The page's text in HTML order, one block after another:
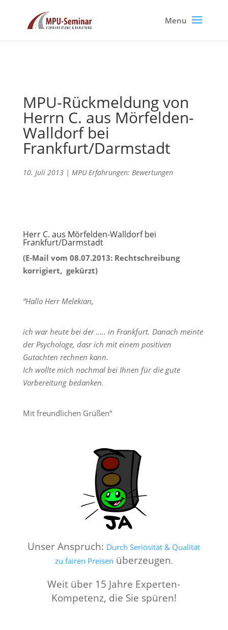
MPU-Rückmeldung von
Herrn C. aus Mörfelden-
Walldorf bei
Frankfurt/Darmstadt
10. Juli 2013| MPU Erfahrungen: Bewertungen
Herr C. aus Mörfelden-Walldorf bei
Frankfurt/Darmstadt
(E-Mail vom 08.07.2013: Rechtschreibung
korrigiert, gekürzt)
“Hallo Herr Melekian,
ich war heute bei der ….. in Frankfurt. Danach meinte
der Psychologe, dasr ich mit einem positiven
Gutachten rechnen kann.
Ich wollte mich nochmal bei Ihnen für die gute
Vorbereitung bedanken.
Mit freundlichen Grüßen“
Unser Anspruch: Durch Seriösität & Qualität
zu fairen Preisen überzeugen.
Weit über 15 Jahre Experten-
Kompetenz, die Sie spüren!